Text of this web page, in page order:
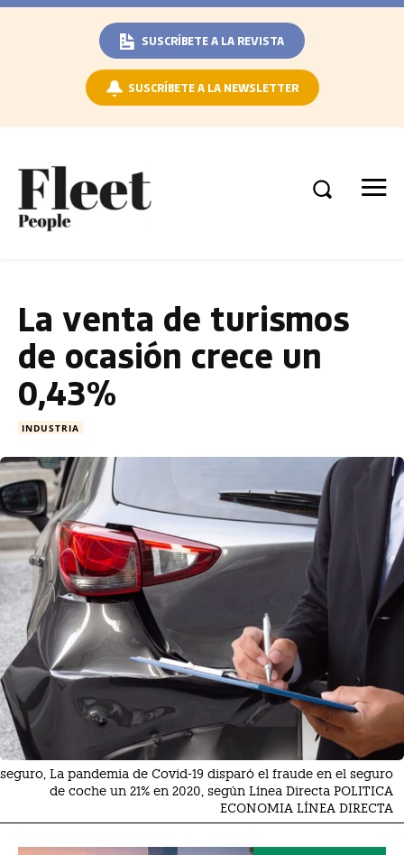
SUSCRÍBETE A LA REVISTA
SUSCRÍBETE A LA NEWSLETTER
La venta de turismos
de ocasión crece un
0,43%
INDUSTRIA
seguro, La pandemia de Covid-19 disparó el fraude en el seguro
de coche un 21% en 2020, según Línea Directa POLITICA
ECONOMIA LÍNEA DIRECTA